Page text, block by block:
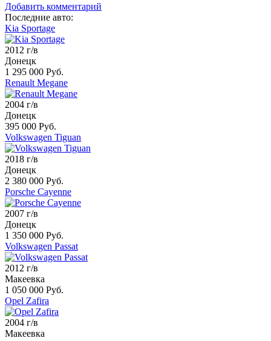
Добавить комментарий
Последние авто:
Kia Sportage
2012 г/в
Донецк
1 295 000 Руб.
Renault Megane
2004 г/в
Донецк
395 000 Руб.
Volkswagen Tiguan
2018 г/в
Донецк
2 380 000 Руб.
Porsche Cayenne
2007 г/в
Донецк
1 350 000 Руб.
Volkswagen Passat
2012 г/в
Макеевка
1 050 000 Руб.
Opel Zafira
2004 г/в
Макеевка